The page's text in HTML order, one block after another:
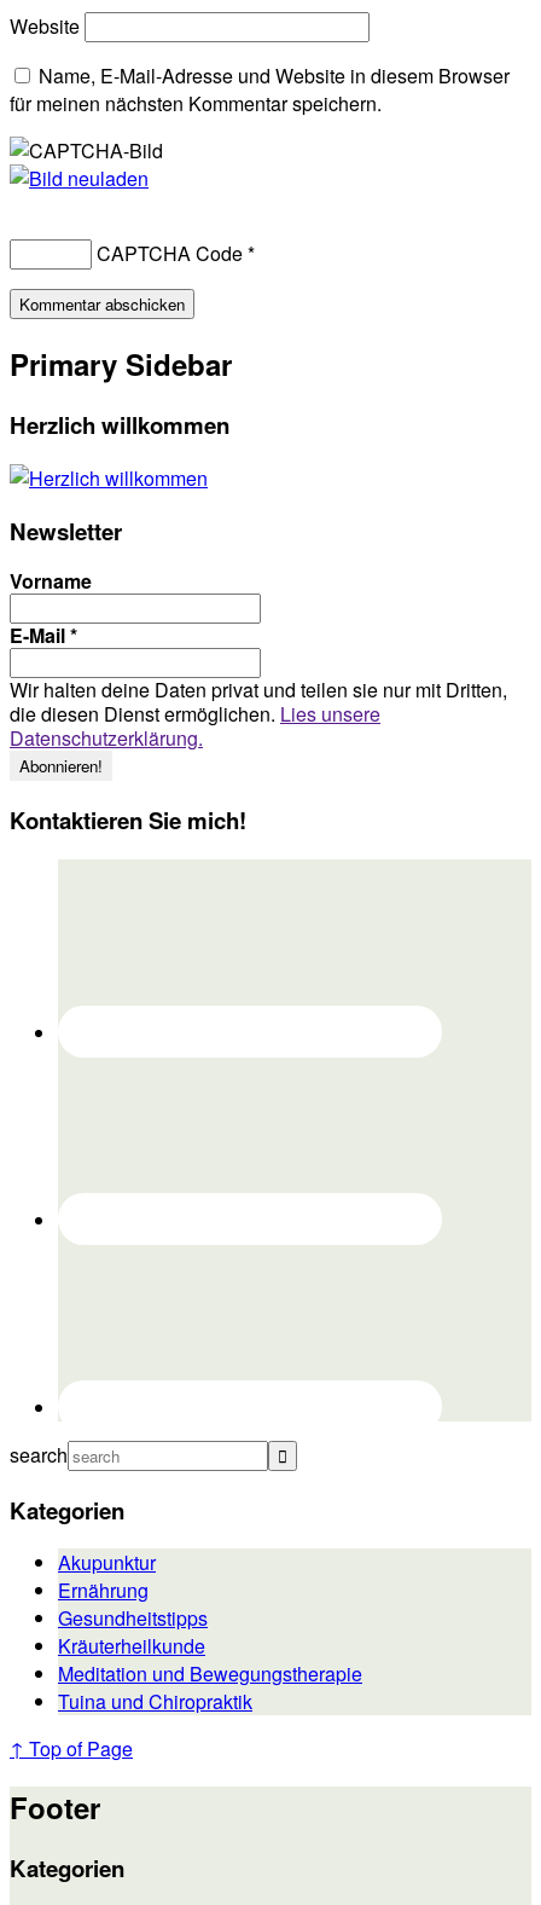
Website
Name, E-Mail-Adresse und Website in diesem Browser
für meinen nächsten Kommentar speichern.
CAPTCHA Code*
Primary Sidebar
Herzlich willkommen
Newsletter
Vorname
E-Mail*
Wir halten deine Daten privat und teilen sie nur mit Dritten,
die diesen Dienst ermöglichen. Lies unsere
Datenschutzerklärung.
Kontaktieren Sie mich!
search
Kategorien
Akupunktur
Ernährung
Gesundheitstipps
Kräuterheilkunde
Meditation und Bewegungstherapie
Tuina und Chiropraktik
↑ Top of Page
Footer
Kategorien